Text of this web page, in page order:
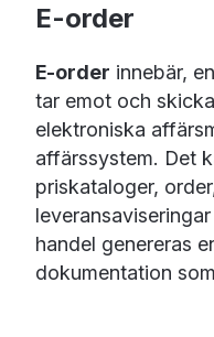
E-order
E-order innebär,
tar emot och
elektroniska
affärssystem. Det
priskataloger,
handel genereras
dokumentation